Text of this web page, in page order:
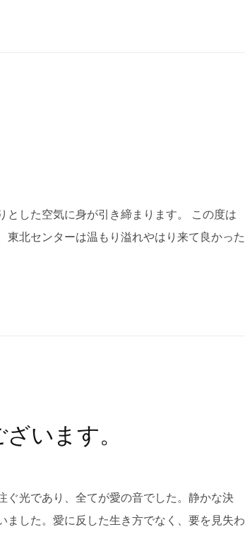
した空気に身が引き締まります。 この度は
北センターは温もり溢れやはり来て良かった
います。
ぐ光であり、全てが愛の音でした。静かな決
した。愛に反した生き方でなく、要を見失わ